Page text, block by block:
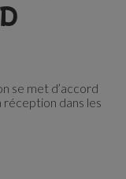
se met d’accord
réception dans les